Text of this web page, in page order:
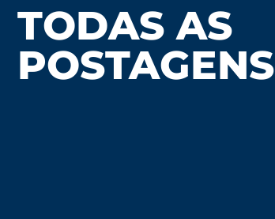
TODAS AS
POSTAGENS